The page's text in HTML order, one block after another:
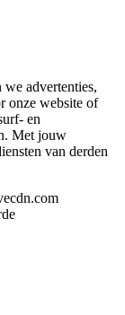
we advertenties,
onze website of
en
Met jouw
van derden